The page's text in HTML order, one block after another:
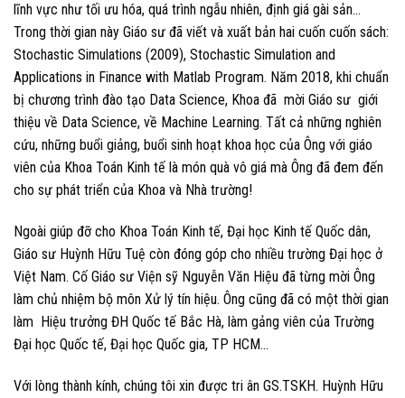
lĩnh vực như tối ưu hóa, quá trình ngẫu nhiên, định giá gài sản…
Trong thời gian này Giáo sư đã viết và xuất bản hai cuốn cuốn sách:
Stochastic Simulations (2009), Stochastic Simulation and
Applications in Finance with Matlab Program. Năm 2018, khi chuẩn
bị chương trình đào tạo Data Science, Khoa đã mời Giáo sư giới
thiệu về Data Science, về Machine Learning. Tất cả những nghiên
cứu, những buổi giảng, buổi sinh hoạt khoa học của Ông với giáo
viên của Khoa Toán Kinh tế là món quà vô giá mà Ông đã đem đến
cho sự phát triển của Khoa và Nhà trường!
Ngoài giúp đỡ cho Khoa Toán Kinh tế, Đại học Kinh tế Quốc dân,
Giáo sư Huỳnh Hữu Tuệ còn đóng góp cho nhiều trường Đại học ở
Việt Nam. Cố Giáo sư Viện sỹ Nguyễn Văn Hiệu đã từng mời Ông
làm chủ nhiệm bộ môn Xử lý tín hiệu. Ông cũng đã có một thời gian
làm Hiệu trưởng ĐH Quốc tế Bắc Hà, làm gảng viên của Trường
Đại học Quốc tế, Đại học Quốc gia, TP HCM…
Với lòng thành kính, chúng tôi xin được tri ân GS.TSKH. Huỳnh Hữu